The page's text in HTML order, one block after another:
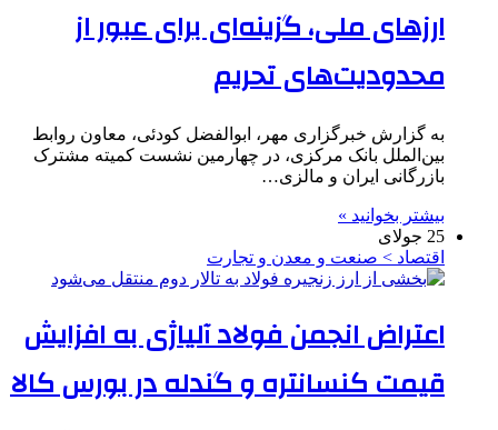
ارزهای ملی، گزینه‌ای برای عبور از
محدودیت‌های تحریم
به گزارش خبرگزاری مهر، ابوالفضل کودئی، معاون روابط
بین‌الملل بانک مرکزی، در چهارمین نشست کمیته مشترک
بازرگانی ایران و مالزی…
بیشتر بخوانید »
25 جولای
اقتصاد > صنعت و معدن و تجارت
اعتراض انجمن فولاد آلیاژی به افزایش
قیمت کنسانتره و گندله در بورس کالا